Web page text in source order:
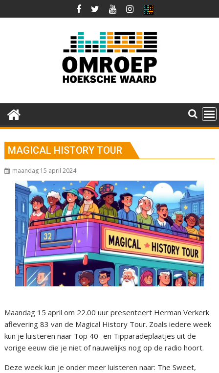
naar
MAGICAL HISTORY TOUR
maandag 15 april 2024
Maandag 15 april om 22.00 uur presenteert Herman Verkerk
aflevering 83 van de Magical History Tour. Zoals iedere week
kun je luisteren naar Top 40- en Tipparadeplaatjes uit de
vorige eeuw die je niet of nauwelijks nog op de radio hoort.
Deze week kun je onder meer luisteren naar: The Sweet,